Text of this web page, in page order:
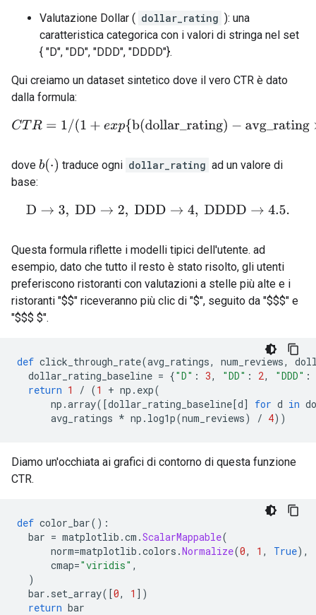
Valutazione Dollar ( dollar_rating ): una
caratteristica categorica con i valori di stringa nel set
{ "D", "DD", "DDD", "DDDD"}.
Qui creiamo un dataset sintetico dove il vero CTR è dato
dalla formula:
CT R= 1/(1+exp{b(dollar_rating)− avg_rating×log(
dove b(⋅) traduce ogni dollar_rating ad un valore di
base:
D→3 DD → , DDD→4, DDDD→4.5.
Questa formula riflette i modelli tipici dell'utente. ad
esempio, dato che tutto il resto è stato risolto, gli utenti
preferiscono ristoranti con valutazioni a stelle più alte e i
ristoranti "$$" riceveranno più clic di "$", seguito da "$$$" e
"$$$ $".
def click_through_rate(avg_ratings, num_reviews,
dollar_rating_baseline = {"D" : 3, "DD" : 2, "DDD" :
return 1 / (1 + np . exp(
np .array([dollar_rating_baseline[d] for d in
avg_ratings * np . log1p(num_reviews) / 4))
Diamo un'occhiata ai grafici di contorno di questa funzione
CTR.
def color_bar():
bar = matplotlib .cm .ScalarMappable(
norm=matplotlib .colors .Normalize(0, 1 , True),
cmap="viridis" ,
)
bar . set_array([0, 1 ])
return bar